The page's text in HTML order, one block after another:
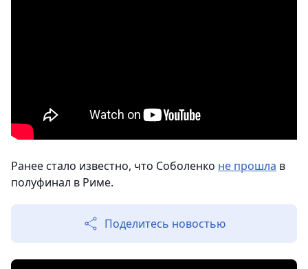
Ранее стало известно, что Соболенко не прошла в
полуфинал в Риме.
Поделитесь новостью